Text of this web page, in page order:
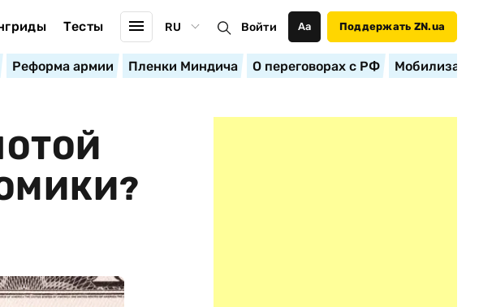
Тесты RU Войти Аа Поддержать ZN.ua
Реформа армии Пленки Миндича О переговорах с РФ